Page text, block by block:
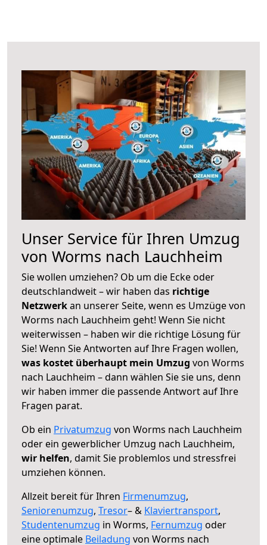
Unser Service für Ihren Umzug
von Worms nach Lauchheim
Sie wollen umziehen? Ob um die Ecke oder
deutschlandweit – wir haben das richtige
Netzwerkan unserer Seite, wenn es Umzüge von
Worms nach Lauchheim geht! Wenn Sie nicht
weiterwissen – haben wir die richtige Lösung für
Sie! Wenn Sie Antworten auf Ihre Fragen wollen,
was kostet überhaupt mein Umzug von Worms
nach Lauchheim – dann wählen Sie sie uns, denn
wir haben immer die passende Antwort auf Ihre
Fragen parat.
Ob ein Privatumzug von Worms nach Lauchheim
oder ein gewerblicher Umzug nach Lauchheim,
wir helfen, damit Sie problemlos und stressfrei
umziehen können.
Allzeit bereit für Ihren Firmenumzug,
Seniorenumzug, Tresor– & Klaviertransport,
Studentenumzug in Worms, Fernumzug oder
eine optimale Beiladung von Worms nach